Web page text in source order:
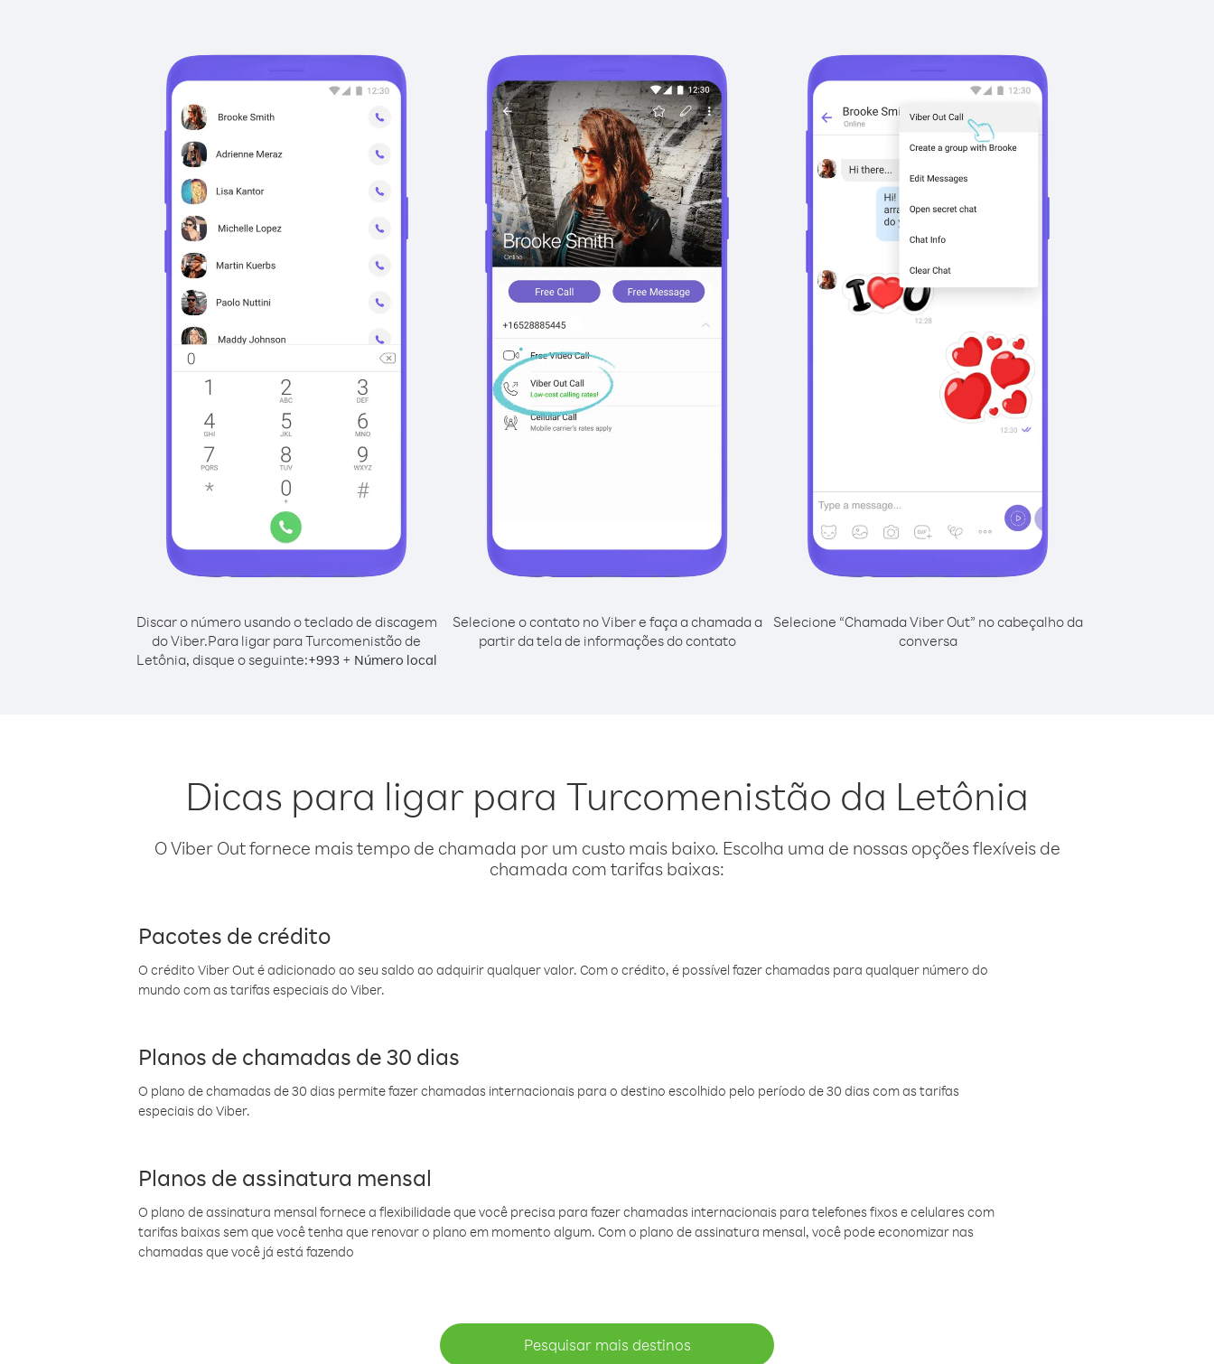
Discar o número usando o teclado de discagem
do Viber.Para ligar para Turcomenistão de
Letônia, disque o seguinte:+993+ Número local
Selecione o contato no Viber e faça a chamada a
partir da tela de informações do contato
Selecione “Chamada Viber Out” no cabeçalho da
conversa
Dicas para ligar para Turcomenistão da Letônia
O Viber Out fornece mais tempo de chamada por um custo mais baixo. Escolha uma de nossas opções flexíveis de
chamada com tarifas baixas:
Pacotes de crédito
O crédito Viber Out é adicionado ao seu saldo ao adquirir qualquer valor. Com o crédito, é possível fazer chamadas para qualquer número do
mundo com as tarifas especiais do Viber.
Planos de chamadas de 30 dias
O plano de chamadas de 30 dias permite fazer chamadas internacionais para o destino escolhido pelo período de 30 dias com as tarifas
especiais do Viber.
Planos de assinatura mensal
O plano de assinatura mensal fornece a flexibilidade que você precisa para fazer chamadas internacionais para telefones fixos e celulares com
tarifas baixas sem que você tenha que renovar o plano em momento algum. Com o plano de assinatura mensal, você pode economizar nas
chamadas que você já está fazendo
Pesquisar mais destinos